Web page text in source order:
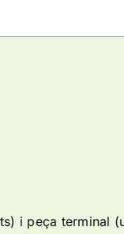
i peça terminal